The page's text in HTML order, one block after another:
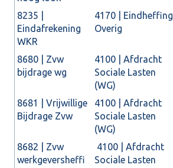
8235 |
Eindafrekening
WKR
4170 | Eindheffing
Overig
8680 | Zvw
bijdrage wg
4100 | Afdracht
Sociale Lasten
(WG)
8681 | Vrijwillige
Bijdrage Zvw
4100 | Afdracht
Sociale Lasten
(WG)
8682 | Zvw
werkgeversheffi
4100 | Afdracht
Sociale Lasten